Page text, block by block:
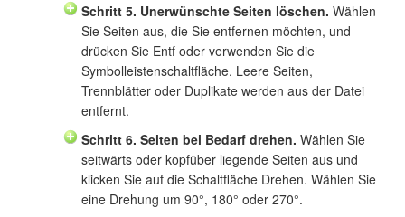
Schritt 5. Unerwünschte Seiten löschen. Wählen
Sie Seiten aus, die Sie entfernen möchten, und
drücken Sie Entf oder verwenden Sie die
Symbolleistenschaltfläche. Leere Seiten,
Trennblätter oder Duplikate werden aus der Datei
entfernt.
Schritt 6. Seiten bei Bedarf drehen. Wählen Sie
seitwärts oder kopfüber liegende Seiten aus und
klicken Sie auf die Schaltfläche Drehen. Wählen Sie
eine Drehung um 90°, 180° oder 270°.